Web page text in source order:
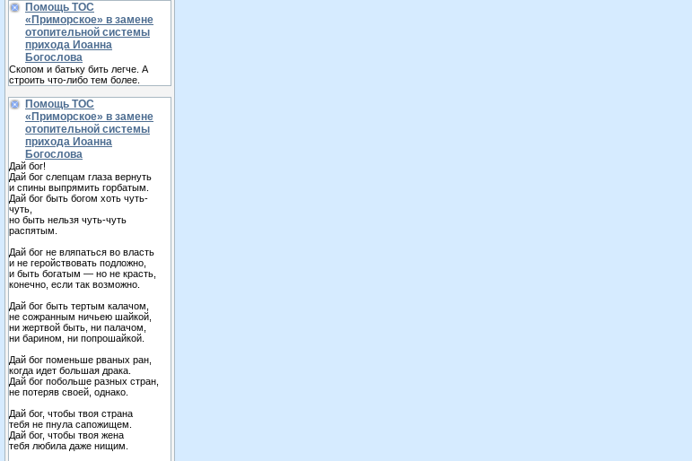
Помощь ТОС
«Приморское» в замене
отопительной системы
прихода Иоанна
Богослова
Скопом и батьку бить легче. А
строить что-либо тем более.
Помощь ТОС
«Приморское» в замене
отопительной системы
прихода Иоанна
Богослова
Дай бог!
Дай бог слепцам глаза вернуть
и спины выпрямить горбатым.
Дай бог быть богом хоть чуть-
чуть,
но быть нельзя чуть-чуть
распятым.
Дай бог не вляпаться во власть
и не геройствовать подложно,
и быть богатым — но не красть,
конечно, если так возможно.
Дай бог быть тертым калачом,
не сожранным ничьею шайкой,
ни жертвой быть, ни палачом,
ни барином, ни попрошайкой.
Дай бог поменьше рваных ран,
когда идет большая драка.
Дай бог побольше разных стран,
не потеряв своей, однако.
Дай бог, чтобы твоя страна
тебя не пнула сапожищем.
Дай бог, чтобы твоя жена
тебя любила даже нищим.